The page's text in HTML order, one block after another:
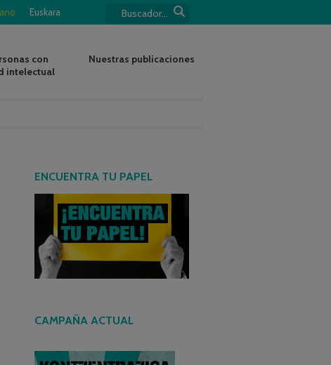
Euskara
con
intelectual
Nuestras publicaciones
ENCUENTRA TU PAPEL
CAMPAÑA ACTUAL